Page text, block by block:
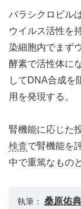
バラシクロビル
ウイルス活性を
染細胞内でまず
酵素で活性体に
してDNA合成を
用を発現する。
腎機能に応じた
検査で腎機能を
中で重篤なもの
執筆： 桑原佑典